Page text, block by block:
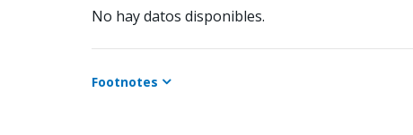
No hay datos disponibles.
Footnotes